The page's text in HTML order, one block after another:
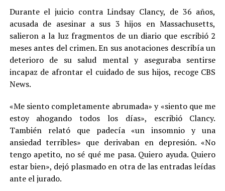
Durante el juicio contra Lindsay Clancy, de 36 años,
acusada de asesinar a sus 3 hijos en Massachusetts,
salieron a la luz fragmentos de un diario que escribió 2
meses antes del crimen. En sus anotaciones describía un
deterioro de su salud mental y aseguraba sentirse
incapaz de afrontar el cuidado de sus hijos, recoge CBS
News.
«Me siento completamente abrumada» y «siento que me
estoy ahogando todos los días», escribió Clancy.
También relató que padecía «un insomnio y una
ansiedad terribles» que derivaban en depresión. «No
tengo apetito, no sé qué me pasa. Quiero ayuda. Quiero
estar bien», dejó plasmado en otra de las entradas leídas
ante el jurado.